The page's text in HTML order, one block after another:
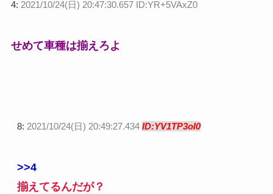
4: 2021/10/24(日) 20:47:30.657 ID:YR+5VAxZ0
せめて車種は揃えろよ
8: 2021/10/24(日) 20:49:27.434 ID:YV1TP3oI0
>>4
揃えてるんだが？